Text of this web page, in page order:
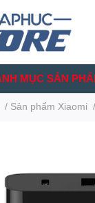
MỤC SẢN
/ Sản phẩm Xiaomi /